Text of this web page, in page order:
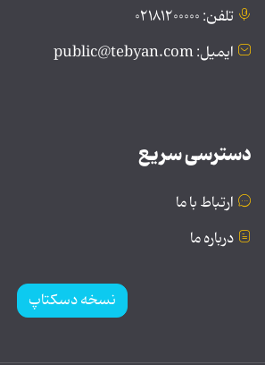
تلفن: ۰۲۱۸۱۲۰۰۰۰۰
ایمیل: public@tebyan.com
دسترسی سریع
ارتباط با ما
درباره ما
نسخه دسکتاپ